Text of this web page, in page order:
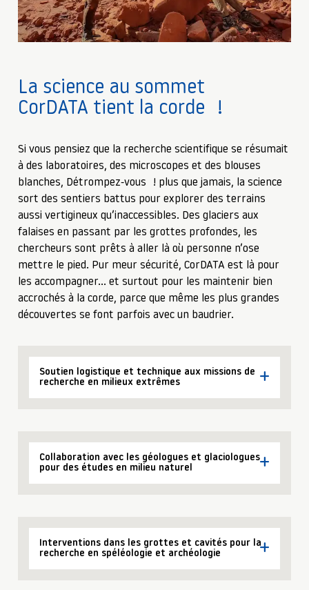
La science au sommet
CorDATA tient la corde !
Si vous pensiez que la recherche scientifique se résumait
à des laboratoires, des microscopes et des blouses
blanches, Détrompez-vous ! plus que jamais, la science
sort des sentiers battus pour explorer des terrains
aussi vertigineux qu’inaccessibles. Des glaciers aux
falaises en passant par les grottes profondes, les
chercheurs sont prêts à aller là où personne n’ose
mettre le pied. Pur meur sécurité, CorDATA est là pour
les accompagner… et surtout pour les maintenir bien
accrochés à la corde, parce que même les plus grandes
découvertes se font parfois avec un baudrier.
Soutien logistique et technique aux missions de
recherche en milieux extrêmes
Collaboration avec les géologues et glaciologues
pour des études en milieu naturel
Interventions dans les grottes et cavités pour la
recherche en spéléologie et archéologie